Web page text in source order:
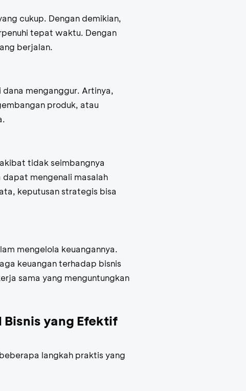
cukup. Dengan demikian,
tepat waktu. Dengan
berjalan.
menganggur. Artinya,
produk, atau
tidak seimbangnya
dapat mengenali masalah
keputusan strategis bisa
mengelola keuangannya.
keuangan terhadap bisnis
sama yang menguntungkan
Bisnis yang Efektif
langkah praktis yang